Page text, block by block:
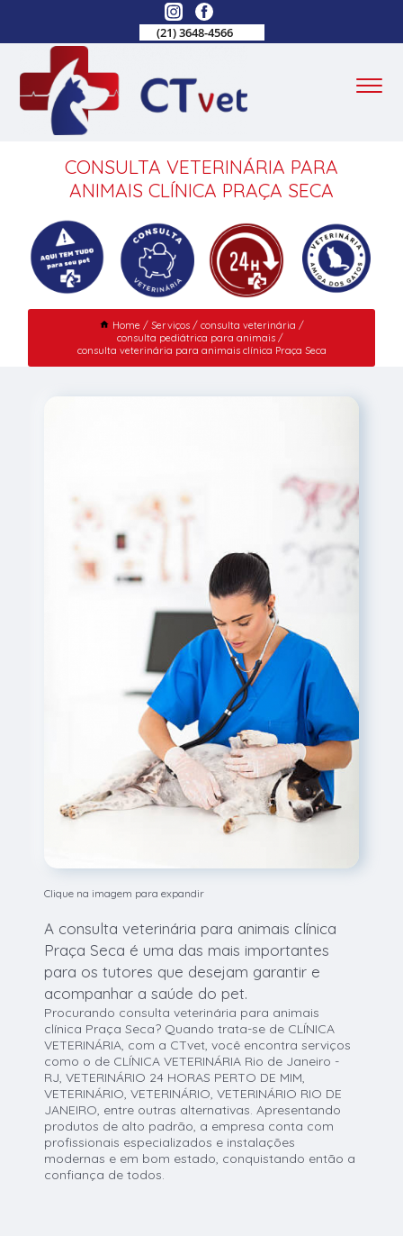
(21) 3648-4566
CONSULTA VETERINÁRIA PARA
ANIMAIS CLÍNICA PRAÇA SECA
Home Serviços
consulta veterinária
consulta pediátrica para animais
consulta veterinária para animais clínica Praça Seca
Clique na imagem para expandir
A consulta veterinária para animais clínica
Praça Seca é uma das mais importantes
para os tutores que desejam garantir e
acompanhar a saúde do pet.
Procurando consulta veterinária para animais
clínica Praça Seca? Quando trata-se de CLÍNICA
VETERINÁRIA, com a CTvet, você encontra serviços
como o de CLÍNICA VETERINÁRIA Rio de Janeiro -
RJ, VETERINÁRIO 24 HORAS PERTO DE MIM,
VETERINÁRIO, VETERINÁRIO, VETERINÁRIO RIO DE
JANEIRO, entre outras alternativas. Apresentando
produtos de alto padrão, a empresa conta com
profissionais especializados e instalações
modernas e em bom estado, conquistando então a
confiança de todos.